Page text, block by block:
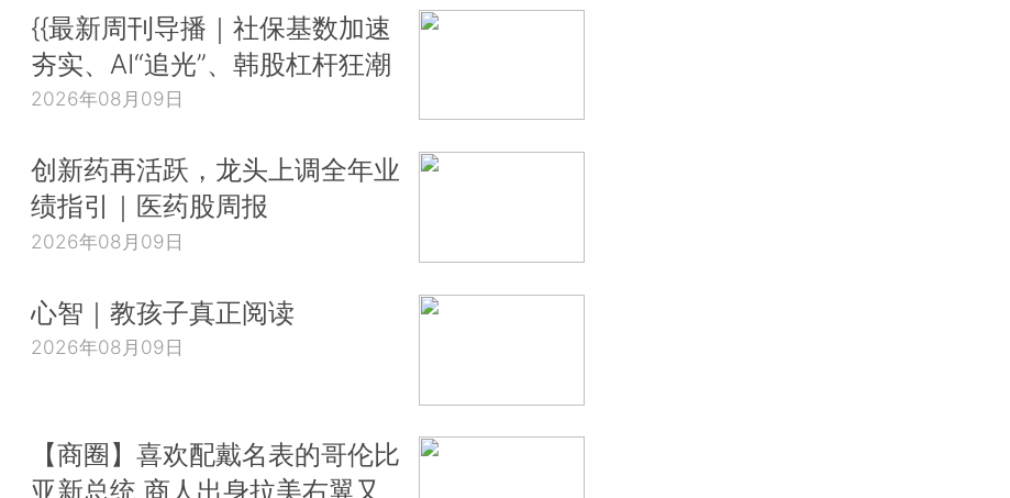
{{最新周刊导播｜社保基数加速
夯实、AI“追光”、韩股杠杆狂潮
2026年08月09日
创新药再活跃，龙头上调全年业
绩指引｜医药股周报
2026年08月09日
心智｜教孩子真正阅读
2026年08月09日
【商圈】喜欢配戴名表的哥伦比
亚新总统 商人出身拉美右翼又